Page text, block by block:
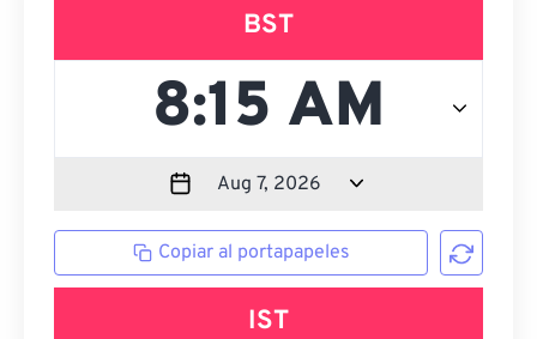
BST
Copiar al portapapeles
IST